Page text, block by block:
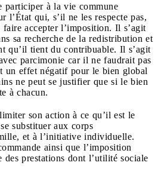
participer à la vie commune
l’État qui, s’il ne les respecte pas,
accepter l’imposition. Il s’agit
sa recherche de la redistribution et
qu’il tient du contribuable. Il s’agit
parcimonie car il ne faudrait pas
un effet négatif pour le bien global
ne peut se justifier que si le bien
à chacun.
son action à ce qu’il est le
substituer aux corps
et à l’initiative individuelle.
ainsi que l’imposition
des prestations dont l’utilité sociale